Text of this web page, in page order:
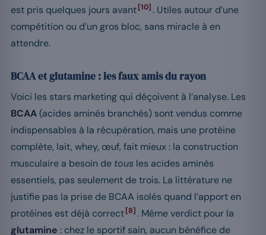
est pris quelques jours avant[10]. Utiles autour d’une
compétition ou d’un gros bloc, sans miracle à en
attendre.
BCAA et glutamine : les faux amis du rayon
Voici les stars marketing qui déçoivent à l’analyse. Les
BCAA (acides aminés branchés) sont vendus comme
indispensables à la récupération, mais une protéine
complète, lait, whey, œuf, fait mieux : la construction
musculaire a besoin de tous les acides aminés
essentiels, pas seulement de trois. La littérature ne
justifie pas la prise de BCAA isolés quand l’apport en
protéines est déjà correct[8]. Même verdict pour la
glutamine : chez le sportif sain, aucun bénéfice de